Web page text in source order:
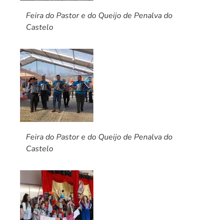
Feira do Pastor e do Queijo de Penalva do
Castelo
Feira do Pastor e do Queijo de Penalva do
Castelo